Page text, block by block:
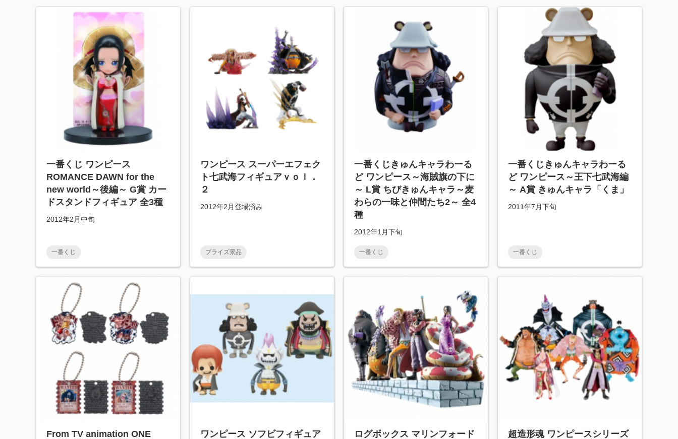
一番くじ ワンピース
ROMANCE DAWN for the
new world～後編～ G賞 カー
ドスタンドフィギュア 全3種
2012年2月中旬
一番くじ
ワンピース スーパーエフェク
ト七武海フィギュアｖｏｌ．
２
2012年2月登場済み
プライズ景品
一番くじきゅんキャラわーる
ど ワンピース～海賊旗の下に
～ L賞 ちびきゅんキャラ～麦
わらの一味と仲間たち2～ 全4
種
2012年1月下旬
一番くじ
一番くじきゅんキャラわーる
ど ワンピース～王下七武海編
～ A賞 きゅんキャラ「くま」
2011年7月下旬
一番くじ
From TV animation ONE ワンピース ソフビフィギュア ログボックス マリンフォード 超造形魂 ワンピースシリーズ